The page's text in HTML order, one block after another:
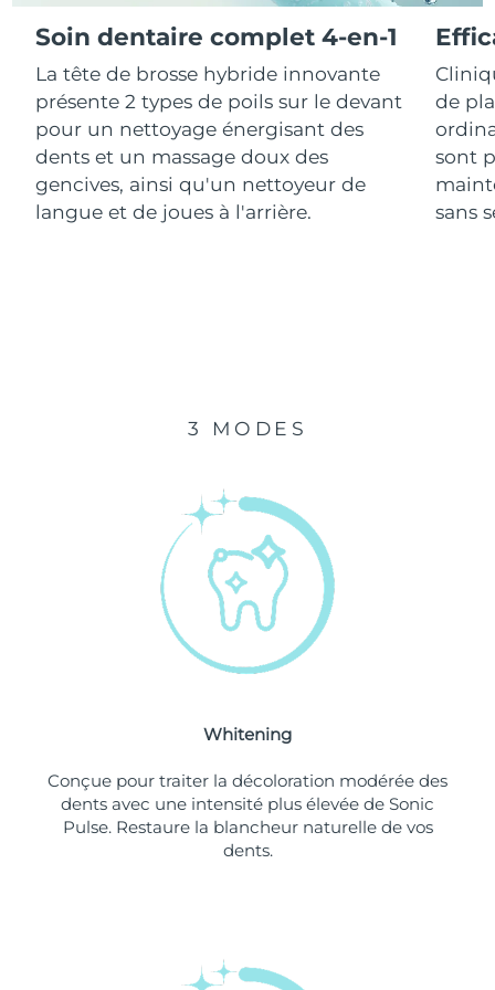
Soin dentaire complet 4-en-1
La tête de brosse hybride innovante
présente 2 types de poils sur le devant
pour un nettoyage énergisant des
dents et un massage doux des
gencives, ainsi qu'un nettoyeur de
langue et de joues à l'arrière.
de
sont
sans
3 MODES
Whitening
Conçue pour traiter la décoloration modérée des
dents avec une intensité plus élevée de Sonic
Pulse. Restaure la blancheur naturelle de vos
dents.
R.A.S. chinoise de
Macao
Malaisie Livraison estimée 8/12/26
Malte Livraison estimée 8/9/26
Mexique
Livraison estimée
Livraison estimée
Livraison estimée
Livraison estimée
Livraison estimée
La Réunion Livraison estimée8/14/26